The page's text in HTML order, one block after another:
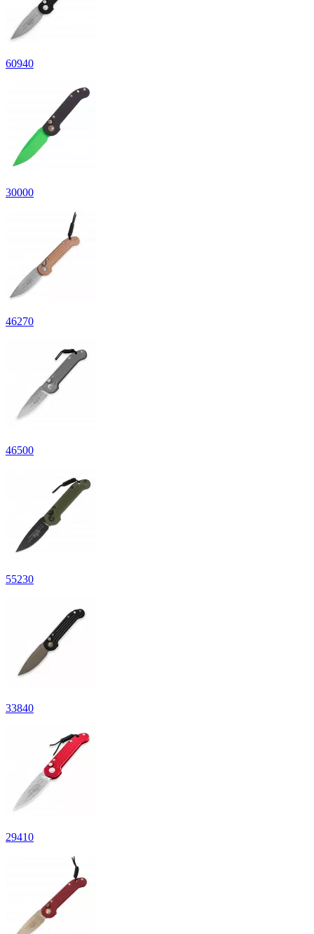
60940
30000
46270
46500
55230
33840
29410